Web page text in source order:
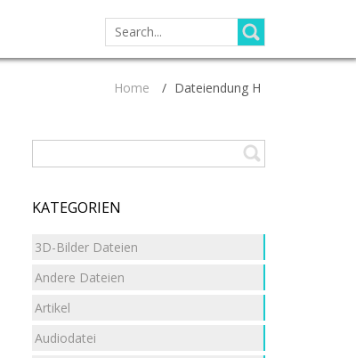
SEARCH
FOR:
Home / Dateiendung H
KATEGORIEN
3D-Bilder Dateien
Andere Dateien
Artikel
Audiodatei